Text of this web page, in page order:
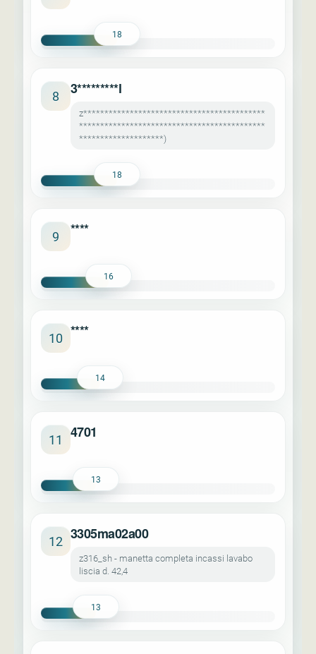
18
8 3*********l
z*******************************************
********************************************
********************)
18
9 ****
16
10 ****
14
11 4701
13
12 3305ma02a00
z316_sh - manetta completa incassi lavabo
liscia d. 42,4
13